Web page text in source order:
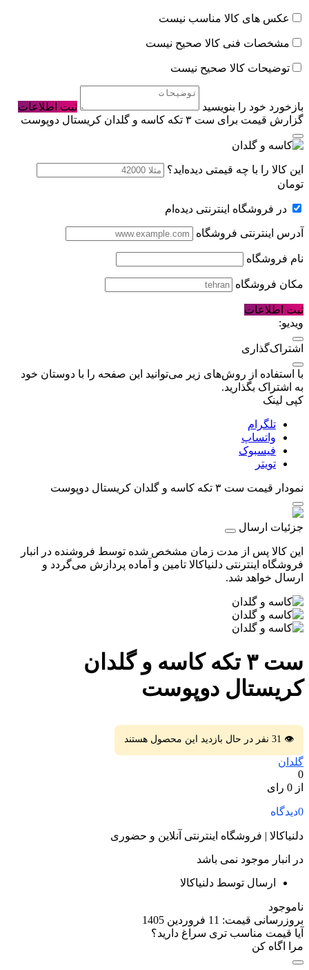
عکس های کالا مناسب نیست
مشخصات فنی کالا صحیح نیست
توضیحات کالا صحیح نیست
بازخورد خود را بنویسید
ثبت اطلاعات
گزارش قیمت برای ست ٣ تكه کاسه و گلدان كريستال دوپوست
این کالا را با چه قیمتی دیده‌اید؟
تومان
در فروشگاه اینترنتی دیده‌ام
آدرس اینترنتی فروشگاه
نام فروشگاه
مکان فروشگاه
ثبت اطلاعات
ویدیو:
اشتراک‌گذاری
با استفاده از روش‌های زیر می‌توانید این صفحه را با دوستان خود
به اشتراک بگذارید.
کپی لینک
تلگرام
واتساپ
فیسبوک
تویتر
نمودار قیمت ست ٣ تكه کاسه و گلدان كريستال دوپوست
جزئیات ارسال
این کالا پس از مدت زمان مشخص شده توسط فروشنده در انبار
فروشگاه اینترنتی دلنیاکالا تامین و آماده پردازش می‌گردد و
ارسال خواهد شد.
ست ٣ تكه کاسه و گلدان
كريستال دوپوست
👁
31 نفر در حال بازدید این محصول هستند
گلدان
0
از 0 رای
0دیدگاه
دلنیاکالا | فروشگاه اینترنتی آنلاین و حضوری
در انبار موجود نمی باشد
ارسال توسط دلنیاکالا
ناموجود
بروزرسانی قیمت: 11 فروردین 1405
آیا قیمت مناسب تری سراغ دارید؟
مرا اگاه کن